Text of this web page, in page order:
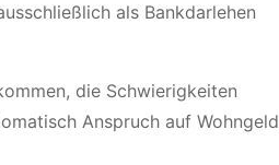
als Bankdarlehen
die Schwierigkeiten
Anspruch auf Wohngeld